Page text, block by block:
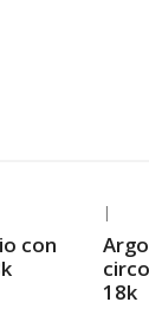
con
|
18k